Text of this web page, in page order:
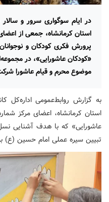
در ایام سوگواری سرور و
پرورش فکری کودکان و
«کودکان عاشورایی»، در
موضوع محرم و قیام عاشورا
به گزارش روابط‌عمومی اداره‌کل
عاشورایی» که با هدف آشنایی نسل
تبیین سیره عملی امام حسین (ع)